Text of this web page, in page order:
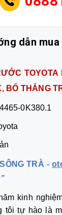
dẫn mua
BỐ THẮNG
0K380.1
TRÀ -
kinh
tôi tự hào là